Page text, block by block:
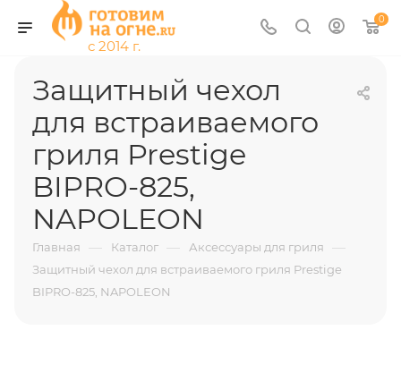
0
Защитный чехол
для встраиваемого
гриля Prestige
BIPRO-825,
NAPOLEON
Главная — Каталог — Аксессуары для гриля —
Защитный чехол для встраиваемого гриля Prestige
BIPRO-825, NAPOLEON